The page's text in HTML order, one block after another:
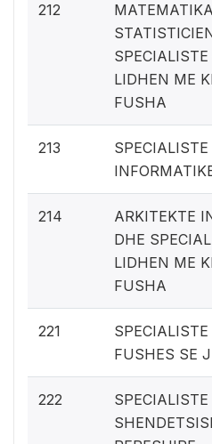
212
SPECIALISTE
LIDHEN ME
FUSHA
213
SPECIALISTE
214
ARKITEKTE
DHE
LIDHEN ME
FUSHA
221
SPECIALISTE
FUSHES SE
222
SPECIALISTE